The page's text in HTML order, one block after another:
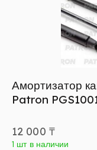
Амортизатор
Patron
12 000 ₸
1 шт в наличии